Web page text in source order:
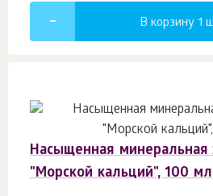
В корзину 1
Насыщенная минеральная
"Морской кальций", 100 мл